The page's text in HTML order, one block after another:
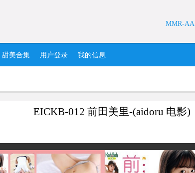
MMR-AA
甜美合集 用户登录 我的信息
EICKB-012 前田美里-(aidoru 电影)